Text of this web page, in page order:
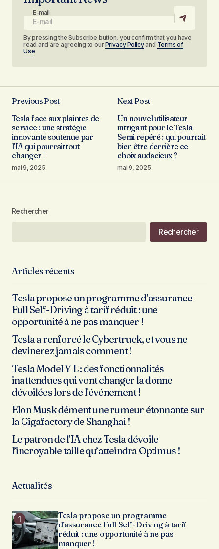
E-mail
By pressing the Subscribe button, you confirm that you have
read and are agreeing to ourPrivacy Policyand Terms of
Use
Previous Post
Tesla face aux plaintes de
service : une stratégie
innovante soutenue par
l'IA qui pourrait tout
changer !
mai 9, 2025
Next Post
Un nouvel utilisateur
intrigant pour le Tesla
Semi repéré : qui pourrait
bien être derrière ce
choix audacieux ?
mai 9, 2025
Rechercher
Rechercher
Articles récents
Tesla propose un programme d’assurance
Full Self-Driving à tarif réduit : une
opportunité à ne pas manquer !
Tesla a renforcé le Cybertruck, et vous ne
devinerez jamais comment !
Tesla Model Y L : des fonctionnalités
inattendues qui vont changer la donne
dévoilées lors de l’événement !
Elon Musk dément une rumeur étonnante sur
la Gigafactory de Shanghai !
Le patron de l’IA chez Tesla dévoile
l’incroyable taille qu’atteindra Optimus !
Actualités
Tesla propose un programme
d’assurance Full Self-Driving à tarif
réduit : une opportunité à ne pas
manquer !